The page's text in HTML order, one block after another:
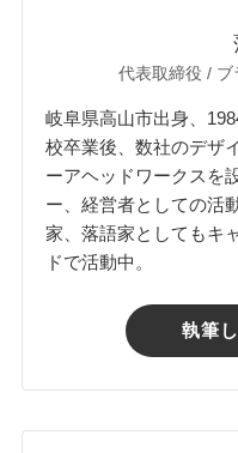
代表取締役 /
岐阜県高山市出身、
校卒業後、数社のデザ
ーアヘッドワークスを
ー、経営者としての活
家、落語家としてもキ
ドで活動中。
執筆